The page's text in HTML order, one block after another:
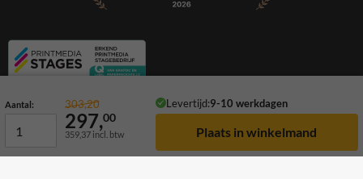
Aantal: 303,20 Levertijd:9-10 werkdagen
297,00
359,37 incl. btw
© 2026 TrafficSupply. Alle rechten voorbehouden.